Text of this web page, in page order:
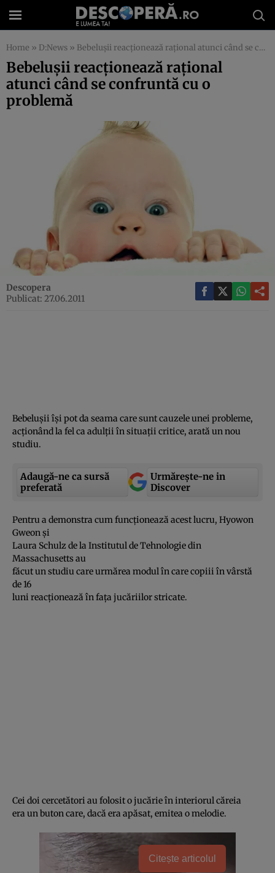
Home » D:News » Bebeluşii reacţionează raţional atunci când se confruntă cu o problemă
Bebeluşii reacţionează raţional
atunci când se confruntă cu o
problemă
Descopera
Publicat: 27.06.2011
Bebeluşii îşi pot da seama care sunt cauzele unei probleme,
acţionând la fel ca adulţii în situaţii critice, arată un nou
studiu.
Adaugă-ne ca sursă
preferată
Urmărește-ne in
Discover
Pentru a demonstra cum funcţionează acest lucru, Hyowon
Gweon şi
Laura Schulz de la Institutul de Tehnologie din
Massachusetts au
făcut un studiu care urmărea modul în care copiii în vârstă
de 16
luni reacţionează în faţa jucăriilor stricate.
Cei doi cercetători au folosit o jucărie în interiorul căreia
era un buton care, dacă era apăsat, emitea o melodie.
Citește articolul